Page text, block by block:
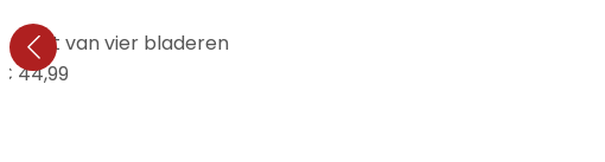
– Set van vier bladeren
44,99